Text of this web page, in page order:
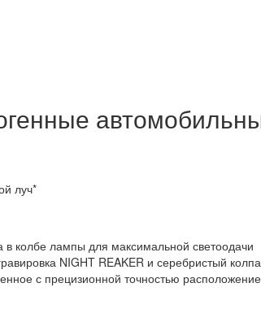
луч*
в колбе лампы для максимальной светоодачи
NIGHT REAKER и серебристый
с прецизионной точностью